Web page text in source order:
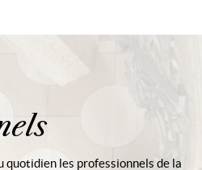
quotidien les professionnels de la